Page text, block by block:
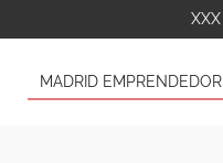
XXX
MADRID EMPRENDEDOR